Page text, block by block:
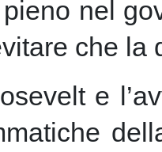
nel
che
e